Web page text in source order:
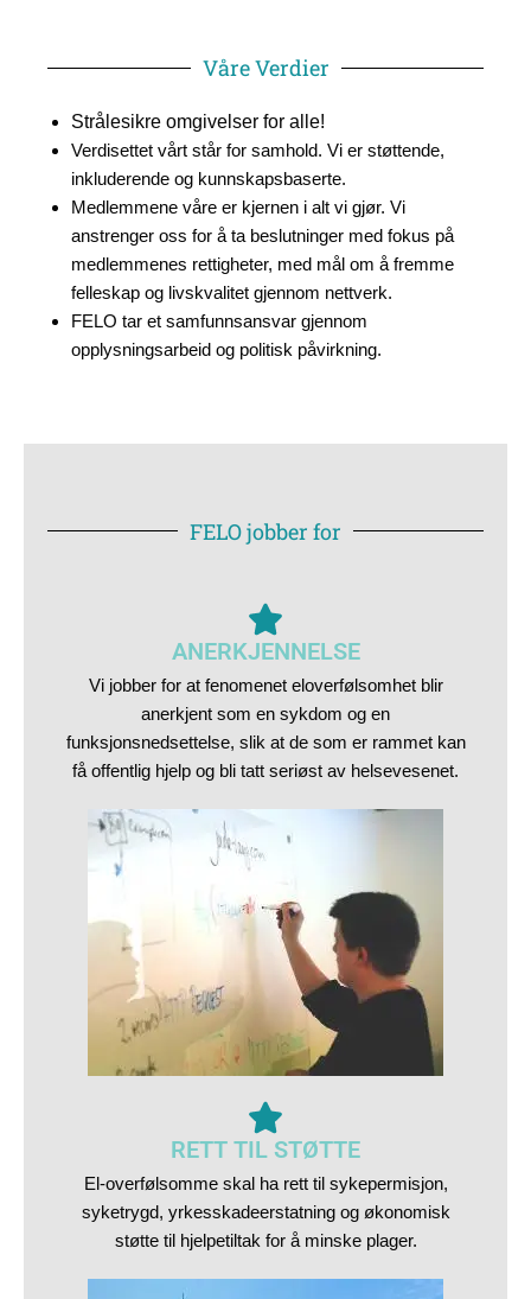
Våre Verdier
Strålesikre omgivelser for alle!
Verdisettet vårt står for samhold. Vi er støttende,
inkluderende og kunnskapsbaserte.
Medlemmene våre er kjernen i alt vi gjør. Vi
anstrenger oss for å ta beslutninger med fokus på
medlemmenes rettigheter, med mål om å fremme
felleskap og livskvalitet gjennom nettverk.
FELO tar et samfunnsansvar gjennom
opplysningsarbeid og politisk påvirkning.
FELO jobber for
ANERKJENNELSE
Vi jobber for at fenomenet eloverfølsomhet blir
anerkjent som en sykdom og en
funksjonsnedsettelse, slik at de som er rammet kan
få offentlig hjelp og bli tatt seriøst av helsevesenet.
RETT TIL STØTTE
El-overfølsomme skal ha rett til sykepermisjon,
syketrygd, yrkesskadeerstatning og økonomisk
støtte til hjelpetiltak for å minske plager.